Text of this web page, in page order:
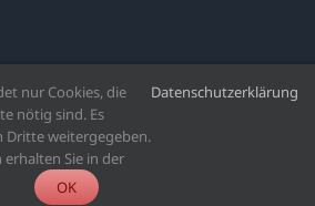
Rechte vorbehalten | Agentur Hanne
Knickmann
Facebook
X
nur Cookies, die
nötig sind. Es
Dritte weitergegeben.
Sie in der
Datenschutzerklärung
OK